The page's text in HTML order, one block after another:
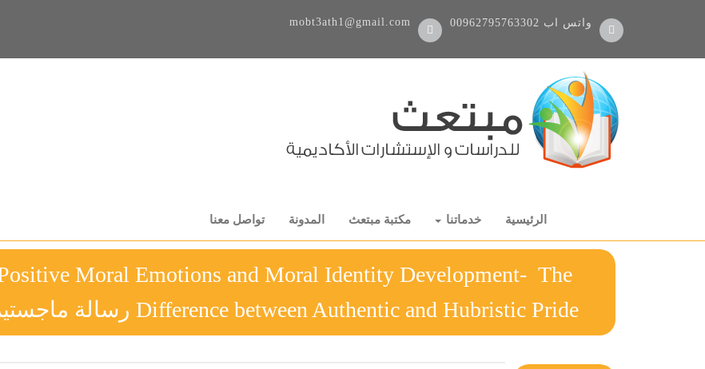
00962795763302 واتس اب mobt3ath1@gmail.com
الرئيسية خدماتنا مكتبة مبتعث المدونة تواصل معنا
Moral Emotions and Moral Identity Development- The
Difference between Authentic and Hubristic Pride رسالة ماجستير